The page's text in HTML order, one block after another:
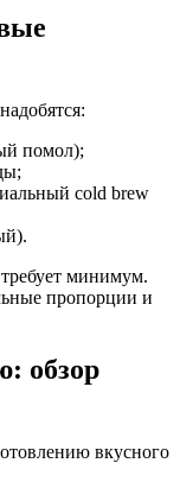
помол);
cold brew
минимум.
пропорции и
обзор
вкусного